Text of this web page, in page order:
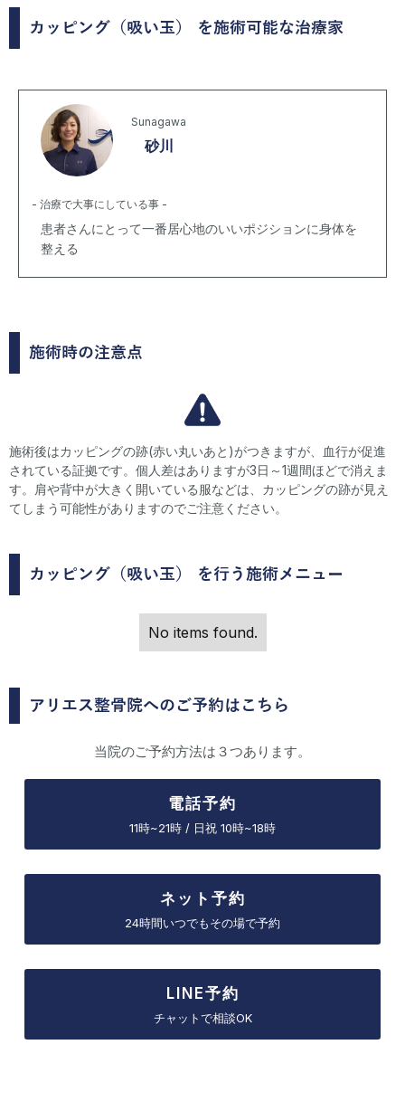
カッピング（吸い玉） を施術可能な治療家
Sunagawa
砂川
- 治療で大事にしている事 -
患者さんにとって一番居心地のいいポジションに身体を
整える
施術時の注意点
施術後はカッピングの跡(赤い丸いあと)がつきますが、血行が促進
されている証拠です。個人差はありますが3日～1週間ほどで消えま
す。肩や背中が大きく開いている服などは、カッピングの跡が見え
てしまう可能性がありますのでご注意ください。
カッピング（吸い玉） を行う施術メニュー
No items found.
アリエス整骨院へのご予約はこちら
当院のご予約方法は３つあります。
電話予約
11時~21時 / 日祝 10時~18時
ネット予約
24時間いつでもその場で予約
LINE予約
チャットで相談OK